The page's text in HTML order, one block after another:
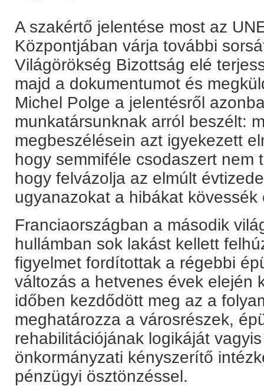
A szakértő jelentése most az
Központjában várja további
Világörökség Bizottság elé
majd a dokumentumot és
Michel Polge a jelentésről
munkatársunknak arról beszélt:
megbeszélésein azt igyekezett
hogy semmiféle csodaszert nem
hogy felvázolja az elmúlt
ugyanazokat a hibákat kövessék
Franciaországban a második
hullámban sok lakást kellett
figyelmet fordítottak a régebbi
változás a hetvenes évek elején
időben kezdődött meg az a
meghatározza a városrészek,
rehabilitációjának logikáját
önkormányzati kényszerítő
pénzügyi ösztönzéssel.